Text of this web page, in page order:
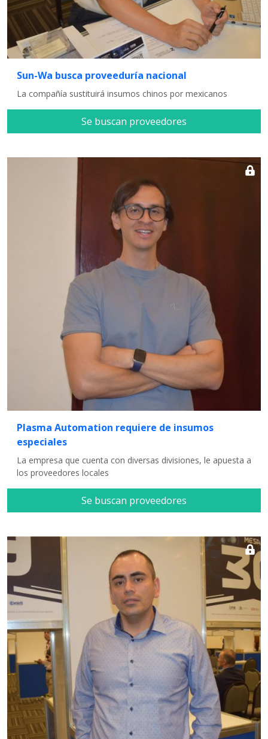
Sun-Wa busca proveeduría nacional
La compañía sustituirá insumos chinos por mexicanos
Se buscan proveedores
Plasma Automation requiere de insumos
especiales
La empresa que cuenta con diversas divisiones, le apuesta a
los proveedores locales
Se buscan proveedores